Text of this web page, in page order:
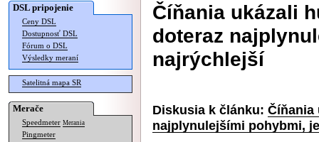
DSL pripojenie
Ceny DSL
Dostupnosť DSL
Fórum o DSL
Výsledky meraní
Satelitná mapa SR
Merače
Speedmeter Merania
Pingmeter
Číňania ukázali
doteraz
najrýchlejší
Diskusia k článku: Číňania
najplynulejšími pohybmi,